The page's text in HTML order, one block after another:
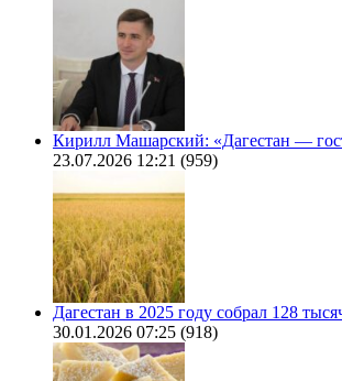
Кирилл Машарский: «Дагестан —
23.07.2026 12:21 (959)
Дагестан в 2025 году собрал 128
30.01.2026 07:25 (918)